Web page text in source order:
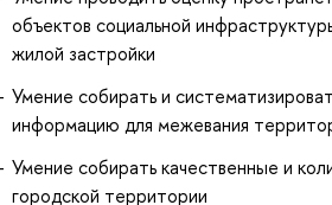
объектов социальной
жилой застройки
Умение собирать и
информацию для межевания
Умение собирать качественные и
городской территории